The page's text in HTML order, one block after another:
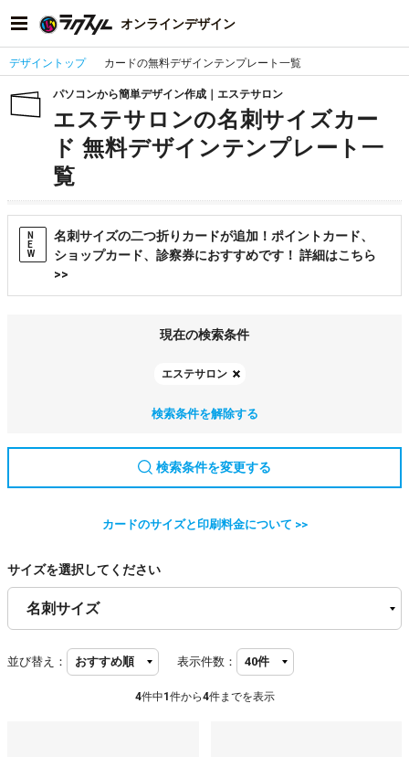
オンラインデザイン
デザイントップ カードの無料デザインテンプレート一覧
パソコンから簡単デザイン作成｜エステサロン
エステサロンの名刺サイズカー
ド 無料デザインテンプレート一
覧
N
E
W
名刺サイズの二つ折りカードが追加！ポイントカード、
ショップカード、診察券におすすめです！ 詳細はこちら
>>
現在の検索条件
エステサロン
検索条件を解除する
検索条件を変更する
カードのサイズと印刷料金について >>
サイズを選択してください
並び替え： 表示件数：
4件中1 件から4件までを表示